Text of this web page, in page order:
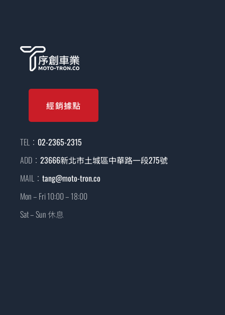
經銷據點
TEL： 02-2365-2315
ADD：23666新北市土城區中華路一段275號
MAIL：tang@moto-tron.co
Mon – Fri 10:00 – 18:00
Sat – Sun 休息